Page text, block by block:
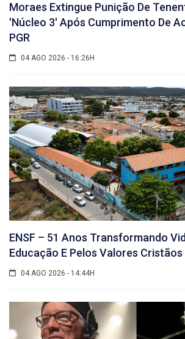
Moraes Extingue Punição De
'núcleo 3' Após Cumprimento De
PGR
04 AGO 2026 - 16:26H
ENSF – 51 Anos Transformando
Educação E Pelos Valores Cristãos
04 AGO 2026 - 14:44H